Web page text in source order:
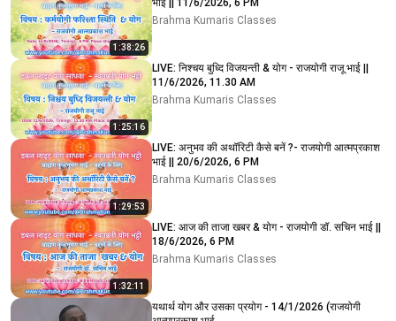
1:38:26
भाई || 11/6/2026, 6 PM
Brahma Kumaris Classes
1:25:16
LIVE: निश्चय बुध्दि विजयन्ती & योग - राजयोगी राजू भाई ||
11/6/2026, 11.30 AM
Brahma Kumaris Classes
1:29:53
LIVE: अनुभव की अथॉरिटी कैसे बनें ?- राजयोगी आत्मप्रकाश
भाई || 20/6/2026, 6 PM
Brahma Kumaris Classes
1:32:11
LIVE: आज की ताजा खबर & योग - राजयोगी डॉ. सचिन भाई ||
18/6/2026, 6 PM
Brahma Kumaris Classes
यथार्थ योग और उसका प्रयोग - 14/1/2026 (राजयोगी